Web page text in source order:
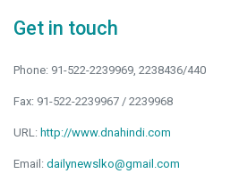
Get in touch
Phone: 91-522-2239969, 2238436/440
Fax: 91-522-2239967 / 2239968
URL: http://www.dnahindi.com
Email: dailynewslko@gmail.com